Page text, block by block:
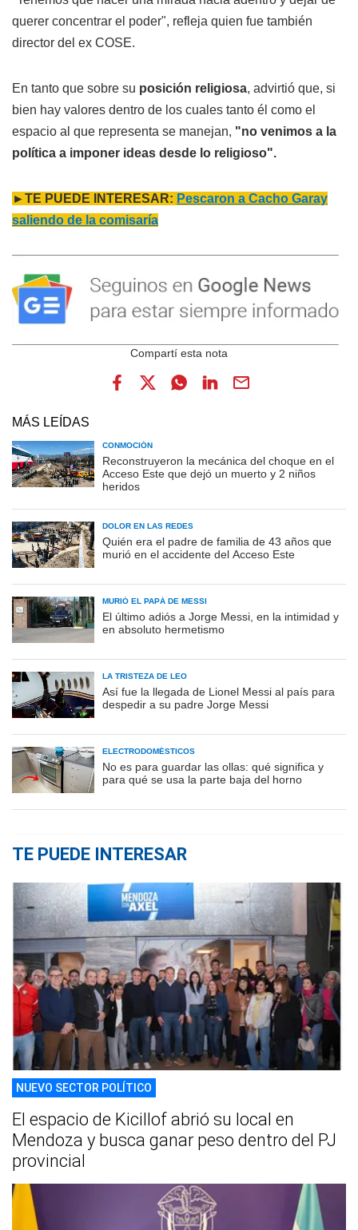
querer concentrar el poder", refleja quien fue también
director del ex COSE.
En tanto que sobre su posición religiosa, advirtió que, si
bien hay valores dentro de los cuales tanto él como el
espacio al que representa se manejan, "no venimos a la
política a imponer ideas desde lo religioso".
►TE PUEDE INTERESAR: Pescaron a Cacho Garay
saliendo de la comisaría
MÁS LEÍDAS
CONMOCIÓN
Reconstruyeron la mecánica del choque en el
Acceso Este que dejó un muerto y 2 niños
heridos
DOLOR EN LAS REDES
Quién era el padre de familia de 43 años que
murió en el accidente del Acceso Este
MURIÓ EL PAPÁ DE MESSI
El último adiós a Jorge Messi, en la intimidad y
en absoluto hermetismo
LA TRISTEZA DE LEO
Así fue la llegada de Lionel Messi al país para
despedir a su padre Jorge Messi
ELECTRODOMÉSTICOS
No es para guardar las ollas: qué significa y
para qué se usa la parte baja del horno
TE PUEDE INTERESAR
NUEVO SECTOR POLÍTICO
El espacio de Kicillof abrió su local en
Mendoza y busca ganar peso dentro del PJ
provincial